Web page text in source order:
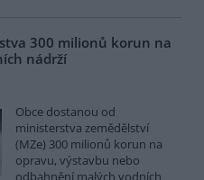
300 milionů korun na
nádrží
Obce dostanou od
ministerstva zemědělství
(MZe) 300 milionů korun na
opravu, výstavbu nebo
odbahnění malých vodních